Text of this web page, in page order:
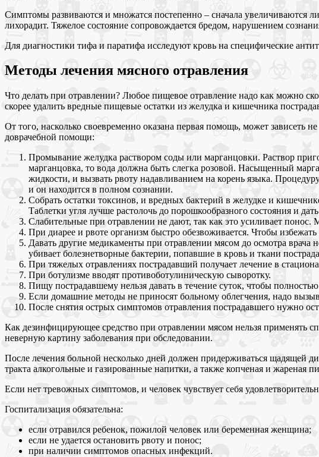
Симптомы развиваются и множатся постепенно – сначала увеличиваются
лихорадит. Тяжелое состояние сопровождается бредом, нарушением
Для диагностики тифа и паратифа исследуют кровь на специфические
Методы лечения мясного отравления
Что делать при отравлении? Любое пищевое отравление надо как можно
скорее удалить вредные пищевые остатки из желудка и кишечника
От того, насколько своевременно оказана первая помощь, может
доврачебной помощи:
Промывание желудка раствором соды или марганцовки. Раствор
марганцовка, то вода должна быть слегка розовой. Насыщенный
жидкости, и вызвать рвоту надавливанием на корень языка.
и он находится в полном сознании.
Собрать остатки токсинов, и вредных бактерий в желудке и
Таблетки угля лучше растолочь до порошкообразного состояния и
Слабительные при отравлении не дают, так как это усиливает понос.
При диарее и рвоте организм быстро обезвоживается. Чтобы
Давать другие медикаменты при отравлении мясом до осмотра врача
убивает болезнетворные бактерии, попавшие в кровь и ткани
При тяжелых отравлениях пострадавший получает лечение в
При ботулизме вводят противоботулиническую сыворотку.
Пищу пострадавшему нельзя давать в течение суток, чтобы
Если домашние методы не приносят больному облегчения, надо
После снятия острых симптомов отравления пострадавшего нужно
Как дезинфицирующее средство при отравлении мясом нельзя применять
неверную картину заболевания при обследовании.
После лечения больной несколько дней должен придерживаться щадящей
тракта алкогольные и газированные напитки, а также копченая и жареная
Если нет тревожных симптомов, и человек чувствует себя
Госпитализация обязательна:
если отравился ребенок, пожилой человек или беременная женщина;
если не удается остановить рвоту и понос;
при наличии симптомов опасных инфекций.